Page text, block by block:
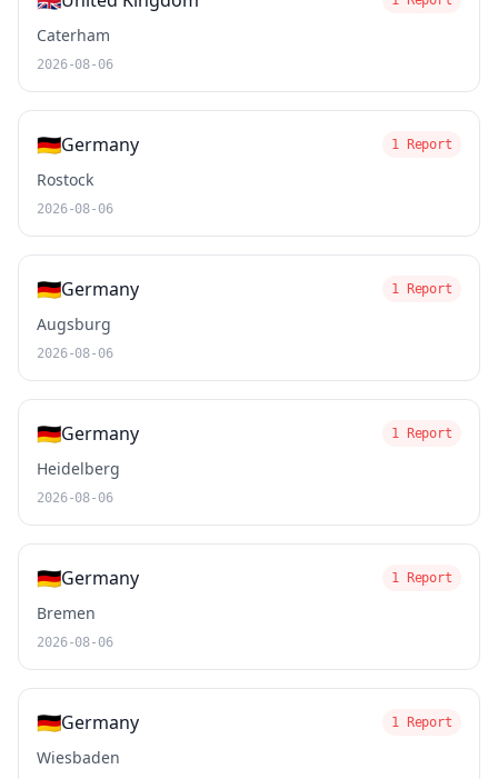
Caterham
2026-08-06
🇩🇪Germany 1 Report
Rostock
2026-08-06
🇩🇪Germany 1 Report
Augsburg
2026-08-06
🇩🇪Germany 1 Report
Heidelberg
2026-08-06
🇩🇪Germany 1 Report
Bremen
2026-08-06
🇩🇪Germany 1 Report
Wiesbaden